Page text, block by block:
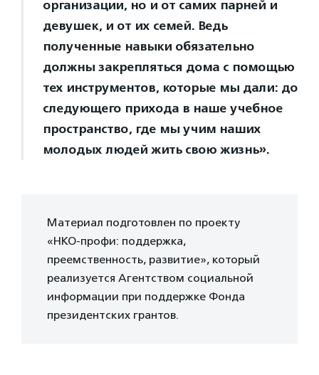
организации, но и от самих парней и
девушек, и от их семей. Ведь
полученные навыки обязательно
должны закрепляться дома с помощью
тех инструментов, которые мы дали: до
следующего прихода в наше учебное
пространство, где мы учим наших
молодых людей жить свою жизнь».
Материал подготовлен по проекту
«НКО-профи: поддержка,
преемственность, развитие», который
реализуется Агентством социальной
информации при поддержке Фонда
президентских грантов.